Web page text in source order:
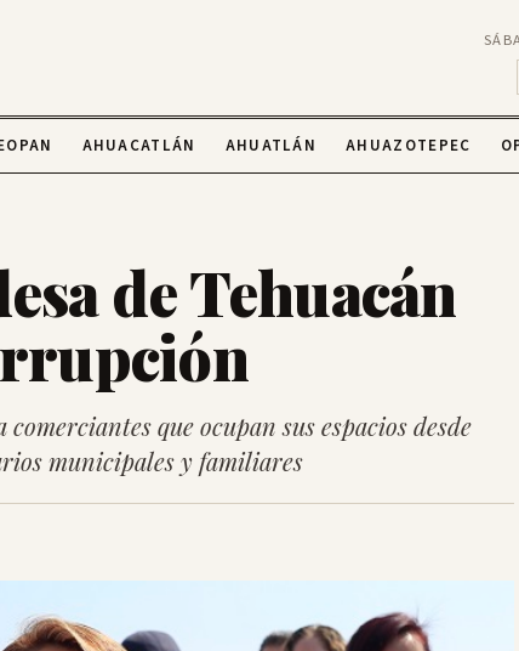
AHUACATLÁN AHUATLÁN AHUAZOTEPEC
de Tehuacán
que ocupan sus espacios desde
municipales y familiares